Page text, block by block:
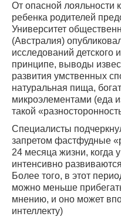
От опасной лояльности
ребенка родителей
Университет
(Австралия)
исследований детского
принципе, выводы
развития умственных
натуральная пища,
микроэлементами (еда
такой
Специалисты
запретом фастфудные
24 месяца жизни, когда
интенсивно
Более того, в этот
можно меньше
мнению, и оно может
интеллекту)